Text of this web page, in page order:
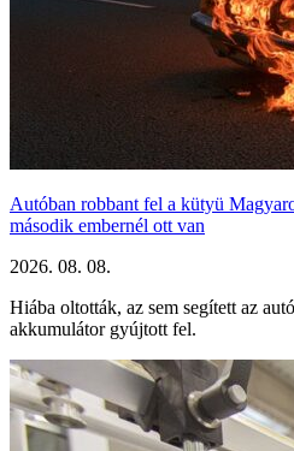
Autóban robbant fel a kütyü
második embernél ott van
2026. 08. 08.
Hiába oltották, az sem segített az
akkumulátor gyújtott fel.